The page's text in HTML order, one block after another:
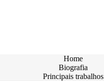
Home
Biografia
Principais trabalhos